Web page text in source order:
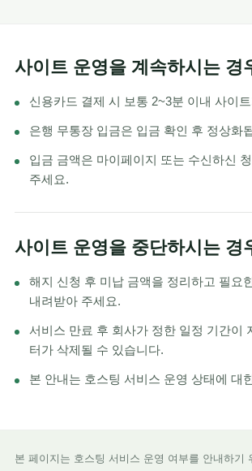
사이트 운영을 계속하시는 경
신용카드 결제 시 보통 2~3분 이내 사이
은행 무통장 입금은 입금 확인 후 정상화
입금 금액은 마이페이지 또는 수신하신
주세요.
사이트 운영을 중단하시는 경
해지 신청 후 미납 금액을 정리하고 필요
내려받아 주세요.
서비스 만료 후 회사가 정한 일정 기간이
터가 삭제될 수 있습니다.
본 안내는 호스팅 서비스 운영 상태에 대
본 페이지는 호스팅 서비스 운영 여부를 안내하기